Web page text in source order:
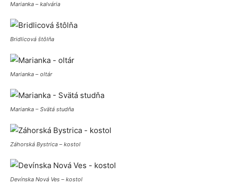
Marianka – kalvária
Bridlicová štôlňa
Marianka – oltár
Marianka – Svätá studňa
Záhorská Bystrica – kostol
Devínska Nová Ves – kostol